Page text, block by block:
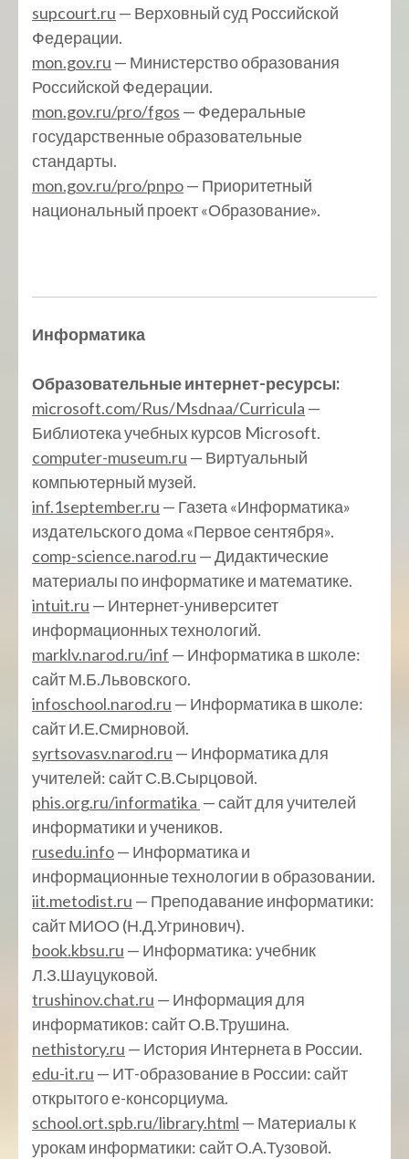
supcourt.ru — Верховный суд Российской
Федерации.
mon.gov.ru — Министерство образования
Российской Федерации.
mon.gov.ru/pro/fgos — Федеральные
государственные образовательные
стандарты.
mon.gov.ru/pro/pnpo— Приоритетный
национальный проект «Образование».
Информатика
Образовательные интернет-ресурсы:
microsoft.com/Rus/Msdnaa/Curricula —
Библиотека учебных курсов Microsoft.
computer-museum.ru — Виртуальный
компьютерный музей.
inf.1september.ru — Газета «Информатика»
издательского дома «Первое сентября».
comp-science.narod.ru — Дидактические
материалы по информатике и математике.
intuit.ru — Интернет-университет
информационных технологий.
marklv.narod.ru/inf — Информатика в школе:
сайт М.Б.Львовского.
infoschool.narod.ru — Информатика в школе:
сайт И.Е.Смирновой.
syrtsovasv.narod.ru — Информатика для
учителей: сайт С.В.Сырцовой.
phis.org.ru/informatika — сайт для учителей
информатики и учеников.
rusedu.info— Информатика и
информационные технологии в образовании.
iit.metodist.ru — Преподавание информатики:
сайт МИОО (Н.Д.Угринович).
book.kbsu.ru — Информатика: учебник
Л.З.Шауцуковой.
trushinov.chat.ru — Информация для
информатиков: сайт О.В.Трушина.
nethistory.ru — История Интернета в России.
edu-it.ru — ИТ-образование в России: сайт
открытого е-консорциума.
school.ort.spb.ru/library.html — Материалы к
урокам информатики: сайт О.А.Тузовой.